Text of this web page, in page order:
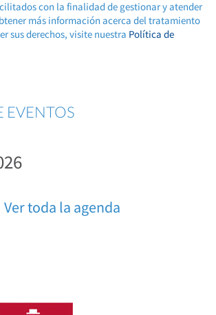
con la finalidad de gestionar y atender
más información acerca del tratamiento
sus derechos, visite nuestra Política de
EVENTOS
Ver toda la agenda